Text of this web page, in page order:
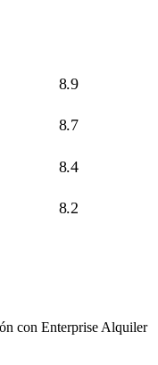
8.9
8.7
8.4
8.2
con Enterprise Alquiler